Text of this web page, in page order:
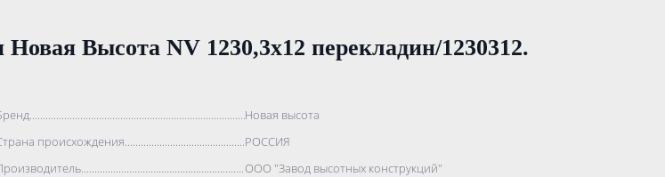
Высота NV 1230,3х12 перекладин/1230312.
Новая высота
происхождения..................................................................................
РОССИЯ
ООО "Завод высотных конструкций"